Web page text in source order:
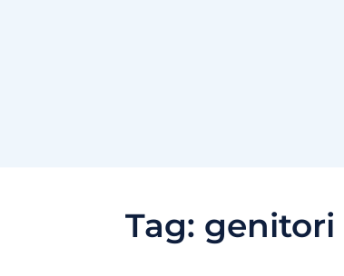
Tag: genitori